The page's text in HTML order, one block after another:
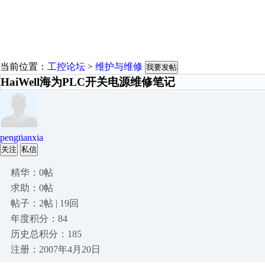
当前位置： 工控论坛 > 维护与维修 我要发帖
HaiWell海为PLC开关电源维修笔记
pengtianxia
关注 私信
精华：0帖
求助：0帖
帖子：2帖 | 19回
年度积分：84
历史总积分：185
注册：2007年4月20日